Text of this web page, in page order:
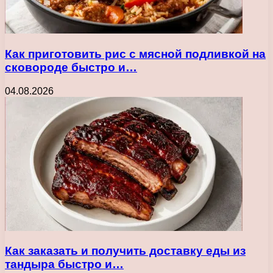
Как приготовить рис с мясной подливкой на
сковороде быстро и…
04.08.2026
Как заказать и получить доставку еды из
тандыра быстро и…